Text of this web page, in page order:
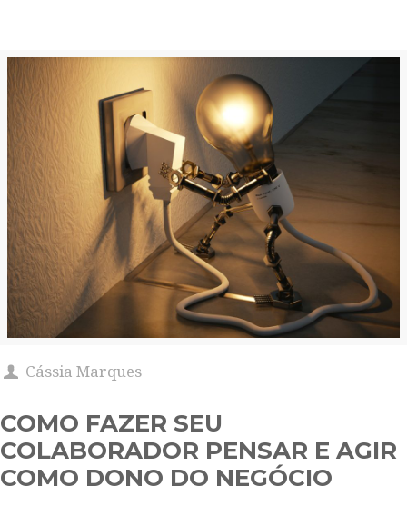
Cássia Marques
COMO FAZER SEU
COLABORADOR PENSAR E AGIR
COMO DONO DO NEGÓCIO